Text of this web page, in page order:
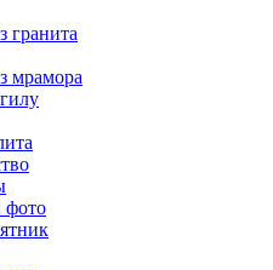
гранита
мрамора
фото